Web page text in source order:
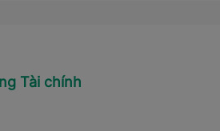
Tài chính